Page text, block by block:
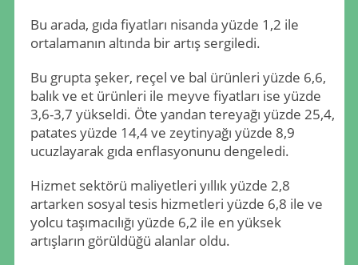
Bu arada, gıda fiyatları nisanda yüzde 1,2 ile
ortalamanın altında bir artış sergiledi.
Bu grupta şeker, reçel ve bal ürünleri yüzde 6,6,
balık ve et ürünleri ile meyve fiyatları ise yüzde
3,6-3,7 yükseldi. Öte yandan tereyağı yüzde 25,4,
patates yüzde 14,4 ve zeytinyağı yüzde 8,9
ucuzlayarak gıda enflasyonunu dengeledi.
Hizmet sektörü maliyetleri yıllık yüzde 2,8
artarken sosyal tesis hizmetleri yüzde 6,8 ile ve
yolcu taşımacılığı yüzde 6,2 ile en yüksek
artışların görüldüğü alanlar oldu.